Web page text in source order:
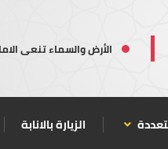
الأرض والسماء تنعى
الزيارة بالانابة